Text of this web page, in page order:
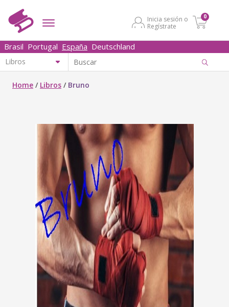
Inicia sesión o
Regístrate
0
Brasil Portugal España Deutschland
Home / Libros / Bruno